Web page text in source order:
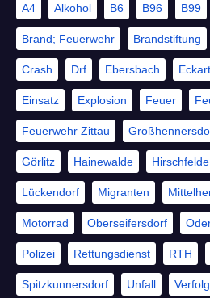
A4 Alkohol B6 B96 B99
Brand; Feuerwehr Brandstiftung
Crash Drf Ebersbach
Einsatz Explosion Feuer
Feuerwehr Zittau
Görlitz Hainewalde Hirschfelde
Lückendorf Migranten
Motorrad Oberseifersdorf
Polizei Rettungsdienst RTH
Spitzkunnersdorf Unfall